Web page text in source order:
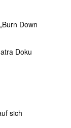
Down
Doku
sich